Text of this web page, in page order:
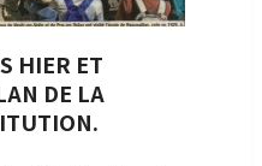
HIER ET
DE LA